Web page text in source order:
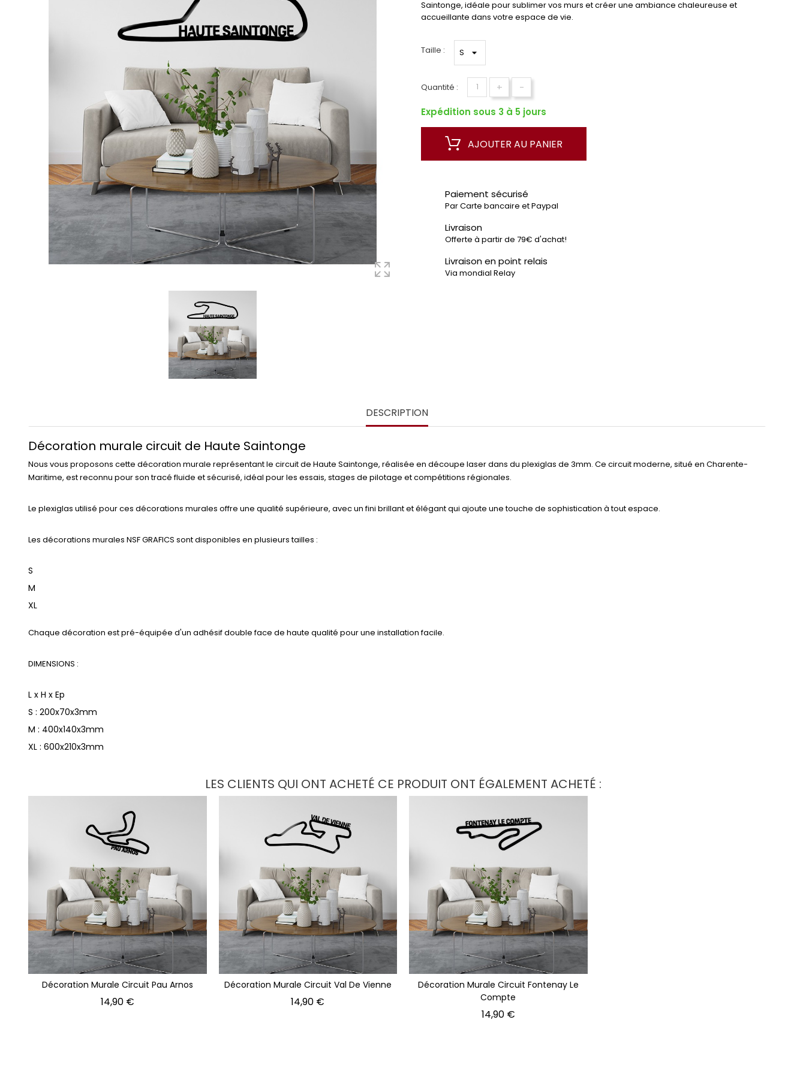
Saintonge, idéale pour sublimer vos murs et créer une ambiance chaleureuse et
accueillante dans votre espace de vie.
Taille :
Quantité : +
-
Expédition sous 3 à 5 jours
AJOUTER AU PANIER
Paiement sécurisé
Par Carte bancaire et Paypal
Livraison
Offerte à partir de 79€ d'achat!
Livraison en point relais
Via mondial Relay
DESCRIPTION
Décoration murale circuit de Haute Saintonge
Nous vous proposons cette décoration murale représentant le circuit de Haute Saintonge, réalisée en découpe laser dans du plexiglas de 3mm. Ce circuit moderne, situé en Charente-
Maritime, est reconnu pour son tracé fluide et sécurisé, idéal pour les essais, stages de pilotage et compétitions régionales.
Le plexiglas utilisé pour ces décorations murales offre une qualité supérieure, avec un fini brillant et élégant qui ajoute une touche de sophistication à tout espace.
Les décorations murales NSF GRAFICS sont disponibles en plusieurs tailles :
S
M
XL
Chaque décoration est pré-équipée d'un adhésif double face de haute qualité pour une installation facile.
DIMENSIONS :
L x H x Ep
S : 200x70x3mm
M : 400x140x3mm
XL : 600x210x3mm
LES CLIENTS QUI ONT ACHETÉ CE PRODUIT ONT ÉGALEMENT ACHETÉ :
Décoration Murale Circuit Pau Arnos
14,90 €Prix
Décoration Murale Circuit Val De Vienne
14,90 €
Décoration Murale Circuit Fontenay Le
Compte
14,90 €Prix